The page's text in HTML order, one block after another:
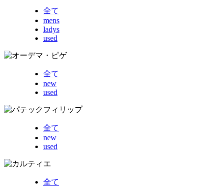
全て
mens
ladys
used
全て
new
used
全て
new
used
全て